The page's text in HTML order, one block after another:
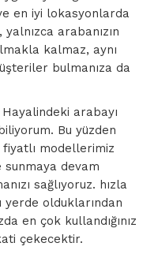
en iyi lokasyonlarda
arabanızın
kalmaz, aynı
bulmanıza da
Hayalindeki arabayı
Bu yüzden
modellerimiz
sunmaya devam
sağlıyoruz. hızla
yerde olduklarından
en çok kullandığınız
çekecektir.